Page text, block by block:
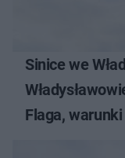
Sinice we
Flaga,